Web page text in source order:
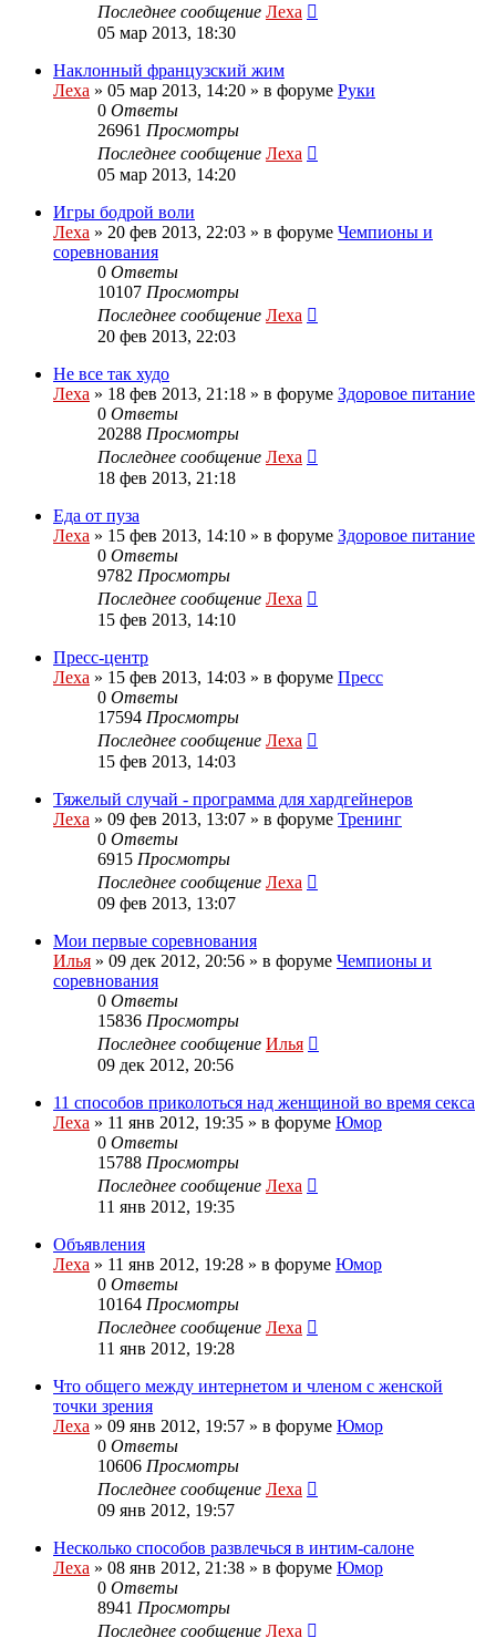
Последнее сообщение Леха
05 мар 2013, 18:30
Наклонный французский жим
Леха » 05 мар 2013, 14:20 » в форуме Руки
0 Ответы
26961 Просмотры
Последнее сообщение Леха
05 мар 2013, 14:20
Игры бодрой воли
Леха » 20 фев 2013, 22:03 » в форуме Чемпионы и
соревнования
0 Ответы
10107 Просмотры
Последнее сообщение Леха
20 фев 2013, 22:03
Не все так худо
Леха » 18 фев 2013, 21:18 » в форуме Здоровое питание
0 Ответы
20288 Просмотры
Последнее сообщение Леха
18 фев 2013, 21:18
Еда от пуза
Леха » 15 фев 2013, 14:10 » в форуме Здоровое питание
0 Ответы
9782 Просмотры
Последнее сообщение Леха
15 фев 2013, 14:10
Пресс-центр
Леха » 15 фев 2013, 14:03 » в форуме Пресс
0 Ответы
17594 Просмотры
Последнее сообщение Леха
15 фев 2013, 14:03
Тяжелый случай - программа для хардгейнеров
Леха » 09 фев 2013, 13:07 » в форуме Тренинг
0 Ответы
6915 Просмотры
Последнее сообщение Леха
09 фев 2013, 13:07
Мои первые соревнования
Илья » 09 дек 2012, 20:56 » в форуме Чемпионы и
соревнования
0 Ответы
15836 Просмотры
Последнее сообщение Илья
09 дек 2012, 20:56
11 способов приколоться над женщиной во время секса
Леха » 11 янв 2012, 19:35 » в форуме Юмор
0 Ответы
15788 Просмотры
Последнее сообщение Леха
11 янв 2012, 19:35
Объявления
Леха » 11 янв 2012, 19:28 » в форуме Юмор
0 Ответы
10164 Просмотры
Последнее сообщение Леха
11 янв 2012, 19:28
Что общего между интернетом и членом с женской
точки зрения
Леха » 09 янв 2012, 19:57 » в форуме Юмор
0 Ответы
10606 Просмотры
Последнее сообщение Леха
09 янв 2012, 19:57
Несколько способов развлечься в интим-салоне
Леха » 08 янв 2012, 21:38 » в форуме Юмор
0 Ответы
8941 Просмотры
Последнее сообщение Леха